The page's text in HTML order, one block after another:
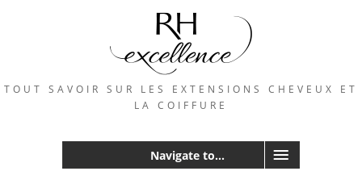
TOUT SAVOIR SUR LES EXTENSIONS CHEVEUX ET
LA COIFFURE
Navigate to...